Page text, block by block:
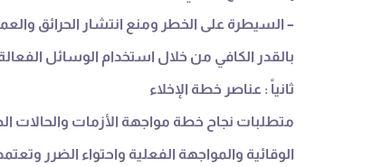
– السيطرة على الخطر ومنع انتشار الحرائق
بالقدر الكافي من خلال استخدام الوسائل
ثانياً : عناصر خطة الإخلاء
متطلبات نجاح خطة مواجهة الأزمات والحالات
الوقائية والمواجهة الفعلية واحتواء الضرر